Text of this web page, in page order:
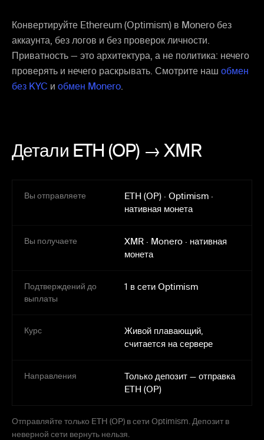
Конвертируйте Ethereum (Optimism) в Monero без
аккаунта, без логов и без проверок личности.
Приватность — это архитектура, а не политика: нечего
проверять и нечего раскрывать. Смотрите наш обмен
без KYC и обмен Monero.
Детали ETH (OP) → XMR
Вы отправляете ETH (OP) · Optimism ·
нативная монета
Вы получаете XMR · Monero · нативная
монета
Подтверждений до
выплаты
1 в сети Optimism
Курс
Живой плавающий,
считается на сервере
Направления
Только депозит — отправка
ETH (OP)
Отправляйте только ETH (OP) в сети Optimism. Депозит в
неверной сети вернуть нельзя.